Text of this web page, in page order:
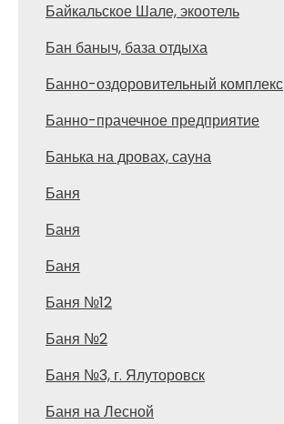
Байкальское Шале, экоотель
Бан баныч, база отдыха
Банно-оздоровительный комплекс
Банно-прачечное предприятие
Банька на дровах, сауна
Баня
Баня
Баня
Баня №12
Баня №2
Баня №3, г. Ялуторовск
Баня на Лесной